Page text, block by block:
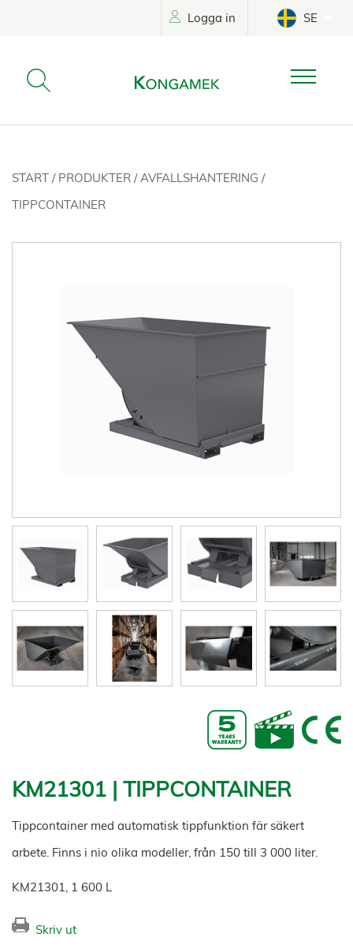
Logga in SE
START / PRODUKTER /AVFALLSHANTERING /
TIPPCONTAINER
KM21301 | TIPPCONTAINER
Tippcontainer med automatisk tippfunktion fär säkert
arbete. Finns i nio olika modeller, från 150 till 3 000 liter.
KM21301, 1 600 L
Skriv ut